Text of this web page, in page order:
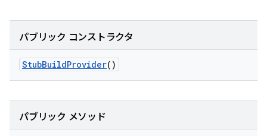
パブリック コンストラクタ
StubBuildProvider()
パブリック メソッド